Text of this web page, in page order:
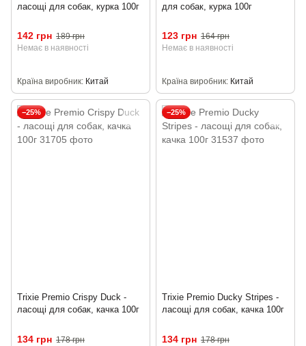
ласощі для собак, курка 100г
142 грн 189 грн
Немає в наявності
Країна виробник Китай
для собак, курка 100г
123 грн 164 грн
Немає в наявності
Країна виробник Китай
−25%
Trixie Premio Crispy Duck -
ласощі для собак, качка 100г
134 грн 178 грн
−25%
Trixie Premio Ducky Stripes -
ласощі для собак, качка 100г
134 грн 178 грн